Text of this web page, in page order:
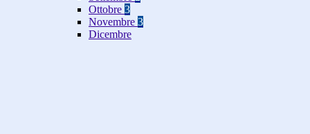
Ottobre 3
Novembre 3
Dicembre